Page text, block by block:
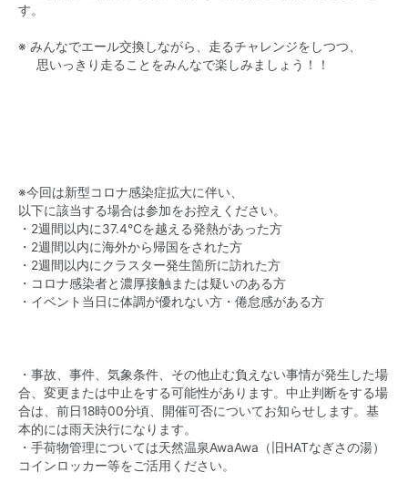
す。
※ みんなでエール交換しながら、走るチャレンジをしつつ、
思いっきり走ることをみんなで楽しみましょう！！
※今回は新型コロナ感染症拡大に伴い、
以下に該当する場合は参加をお控えください。
・2週間以内に37.4℃を越える発熱があった方
・2週間以内に海外から帰国をされた方
・2週間以内にクラスター発生箇所に訪れた方
・コロナ感染者と濃厚接触または疑いのある方
・イベント当日に体調が優れない方・倦怠感がある方
・事故、事件、気象条件、その他止む負えない事情が発生した場
合、変更または中止をする可能性があります。中止判断をする場
合は、前日18時00分頃、開催可否についてお知らせします。基
本的には雨天決行になります。
・手荷物管理については天然温泉AwaAwa（旧HATなぎさの湯）
コインロッカー等をご活用ください。